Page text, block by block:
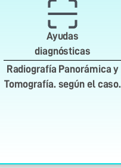
Ayudas
diagnósticas
Radiografía Panorámica y
Tomografía. según el caso.